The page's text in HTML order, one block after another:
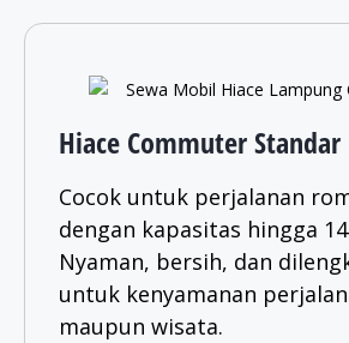
Hiace Commuter
Cocok untuk perjalanan
dengan kapasitas hingga
Nyaman, bersih, dan
untuk kenyamanan
maupun wisata.​